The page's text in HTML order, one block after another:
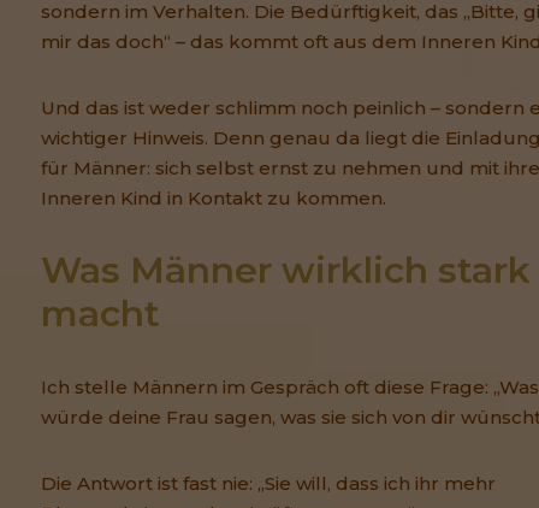
sondern im Verhalten. Die Bedürftigkeit, das „Bitte,
mir das doch“ – das kommt oft aus dem Inneren
Und das ist weder schlimm noch peinlich – sondern
wichtiger Hinweis. Denn genau da liegt die
für Männer: sich selbst ernst zu nehmen und mit
Inneren Kind in Kontakt zu kommen.
Was Männer wirklich stark
macht
Ich stelle Männern im Gespräch oft diese Frage: „Was
würde deine Frau sagen, was sie sich von dir
Die Antwort ist fast nie: „Sie will, dass ich ihr mehr